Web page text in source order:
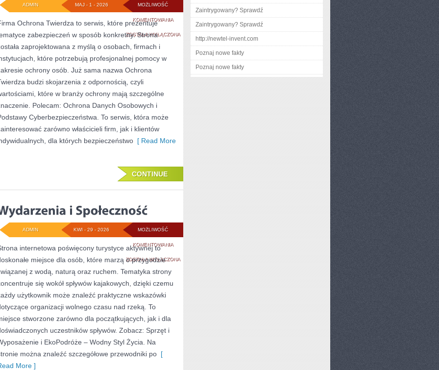
MOŻLIWOŚĆ
KOMENTOWANIAAKTUALNOŚCI
I
TRENDY
ZOSTAŁA WYŁĄCZONA
MAJ - 1 - 2026
ADMIN
Ochrona Twierdza to serwis, które prezentuje
zabezpieczeń w sposób konkretny. Strona
zaprojektowana z myślą o osobach, firmach i
które potrzebują profesjonalnej pomocy w
ochrony osób. Już sama nazwa Ochrona
budzi skojarzenia z odpornością, czyli
które w branży ochrony mają szczególne
Polecam: Ochrona Danych Osobowych i
Cyberbezpieczeństwa. To serwis, która może
zarówno właścicieli firm, jak i klientów
dla których bezpieczeństwo [ Read More
CONTINUE
MOŻLIWOŚĆ
KOMENTOWANIAWYDARZENIA
I
SPOŁECZNOŚĆ
ZOSTAŁA WYŁĄCZONA
KWI - 29 - 2026
ADMIN
internetowa poświęcony turystyce aktywnej to
miejsce dla osób, które marzą o przygodzie
z wodą, naturą oraz ruchem. Tematyka strony
się wokół spływów kajakowych, dzięki czemu
użytkownik może znaleźć praktyczne wskazówki
organizacji wolnego czasu nad rzeką. To
stworzone zarówno dla początkujących, jak i dla
uczestników spływów. Zobacz: Sprzęt i
i EkoPodróże – Wodny Styl Życia. Na
można znaleźć szczegółowe przewodniki po [
More ]
Zaintrygowany? Sprawdź
Zaintrygowany? Sprawdź
http://newtel-invent.com
Poznaj nowe fakty
Poznaj nowe fakty